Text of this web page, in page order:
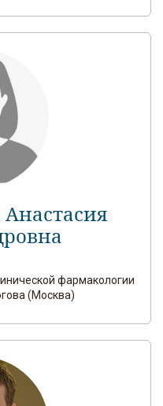
фармакологии
(Москва)